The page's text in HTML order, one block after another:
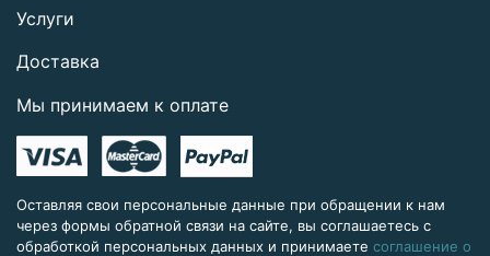
Услуги
Доставка
Мы принимаем к оплате
Оставляя свои персональные данные при обращении к нам
через формы обратной связи на сайте, вы соглашаетесь с
обработкой персональных данных и принимаете соглашение о